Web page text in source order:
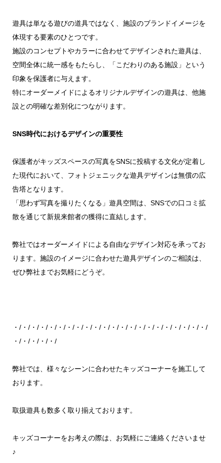
遊具は単なる遊びの道具ではなく、施設のブランドイメージを
体現する要素のひとつです。
施設のコンセプトやカラーに合わせてデザインされた遊具は、
空間全体に統一感をもたらし、「こだわりのある施設」という
印象を保護者に与えます。
特にオーダーメイドによるオリジナルデザインの遊具は、他施
設との明確な差別化につながります。
SNS時代におけるデザインの重要性
保護者がキッズスペースの写真をSNSに投稿する文化が定着し
た現代において、フォトジェニックな遊具デザインは無償の広
告塔となります。
「思わず写真を撮りたくなる」遊具空間は、SNSでの口コミ拡
散を通じて新規来館者の獲得に直結します。
弊社ではオーダーメイドによる自由なデザイン対応を承ってお
ります。施設のイメージに合わせた遊具デザインのご相談は、
ぜひ弊社までお気軽にどうぞ。
・/・/・/・/・/・/・/・/・/・/・/・/・/・/・/・/・/・/・/・/・/・/
・/・/・/・/・/
弊社では、様々なシーンに合わせたキッズコーナーを施工して
おります。
取扱遊具も数多く取り揃えております。
キッズコーナーをお考えの際は、お気軽にご連絡くださいませ
♪